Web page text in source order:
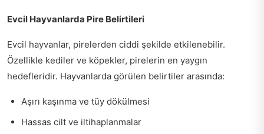
Evcil Hayvanlarda Pire Belirtileri
Evcil hayvanlar, pirelerden ciddi şekilde etkilenebilir.
Özellikle kediler ve köpekler, pirelerin en yaygın
hedefleridir. Hayvanlarda görülen belirtiler arasında:
Aşırı kaşınma ve tüy dökülmesi
Hassas cilt ve iltihaplanmalar